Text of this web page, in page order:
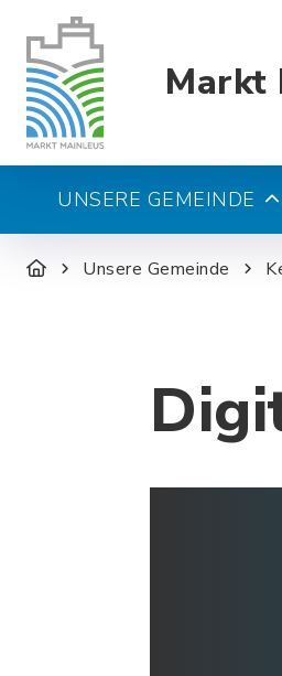
Markt
UNSERE GEMEINDE
Unsere Gemeinde